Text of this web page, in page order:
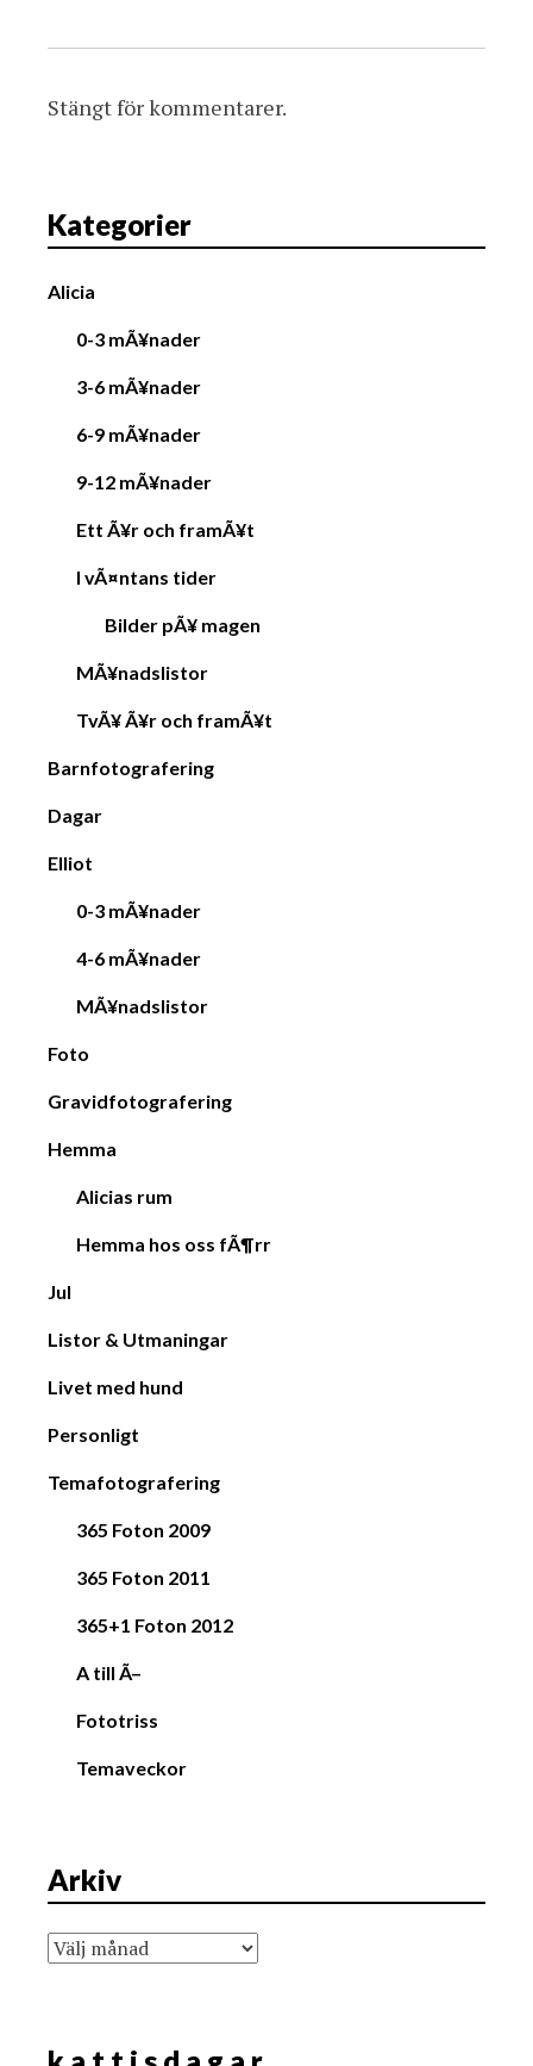
Stängt för kommentarer.
Kategorier
Alicia
0-3 mÃ¥nader
3-6 mÃ¥nader
6-9 mÃ¥nader
9-12 mÃ¥nader
Ett Ã¥r och framÃ¥t
I vÃ¤ntans tider
Bilder pÃ¥ magen
MÃ¥nadslistor
TvÃ¥ Ã¥r och framÃ¥t
Barnfotografering
Dagar
Elliot
0-3 mÃ¥nader
4-6 mÃ¥nader
MÃ¥nadslistor
Foto
Gravidfotografering
Hemma
Alicias rum
Hemma hos oss fÃ¶rr
Jul
Listor & Utmaningar
Livet med hund
Personligt
Temafotografering
365 Foton 2009
365 Foton 2011
365+1 Foton 2012
A till Ã–
Fototriss
Temaveckor
Arkiv
Arkiv